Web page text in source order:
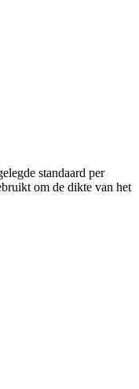
standaard per
om de dikte van het